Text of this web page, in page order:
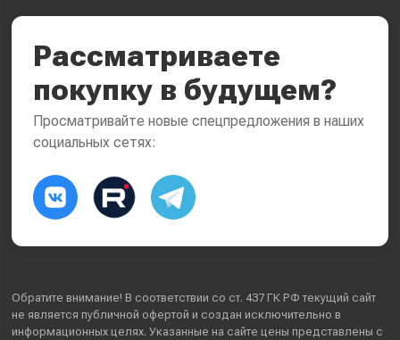
Рассматриваете
покупку в будущем?
Просматривайте новые спецпредложения в наших
социальных сетях:
Обратите внимание! В соответствии со ст. 437 ГК РФ текущий сайт
не является публичной офертой и создан исключительно в
информационных целях. Указанные на сайте цены представлены с